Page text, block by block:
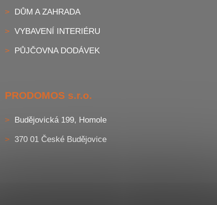
DŮM A ZAHRADA
VYBAVENÍ INTERIÉRU
PŮJČOVNA DODÁVEK
PRODOMOS s.r.o.
Budějovická 199, Homole
370 01 České Budějovice